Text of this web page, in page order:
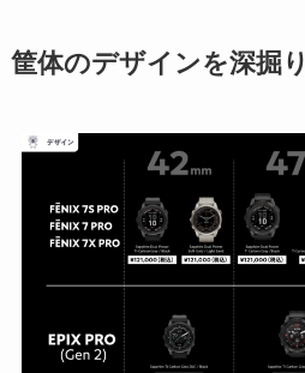
筐体のデザインを深掘り